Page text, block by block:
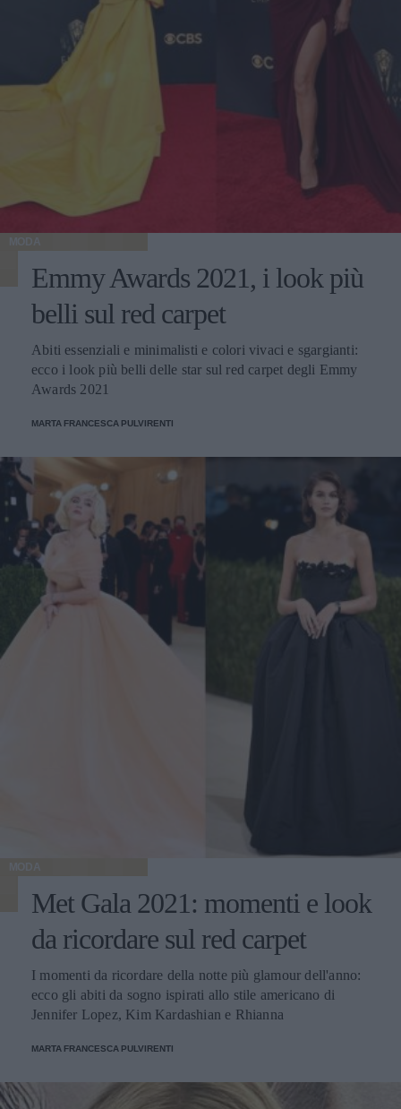
MODA
Emmy Awards 2021, i look più
belli sul red carpet
Abiti essenziali e minimalisti e colori vivaci e sgargianti:
ecco i look più belli delle star sul red carpet degli Emmy
Awards 2021
MARTA FRANCESCA PULVIRENTI
MODA
Met Gala 2021: momenti e look
da ricordare sul red carpet
I momenti da ricordare della notte più glamour dell'anno:
ecco gli abiti da sogno ispirati allo stile americano di
Jennifer Lopez, Kim Kardashian e Rhianna
MARTA FRANCESCA PULVIRENTI